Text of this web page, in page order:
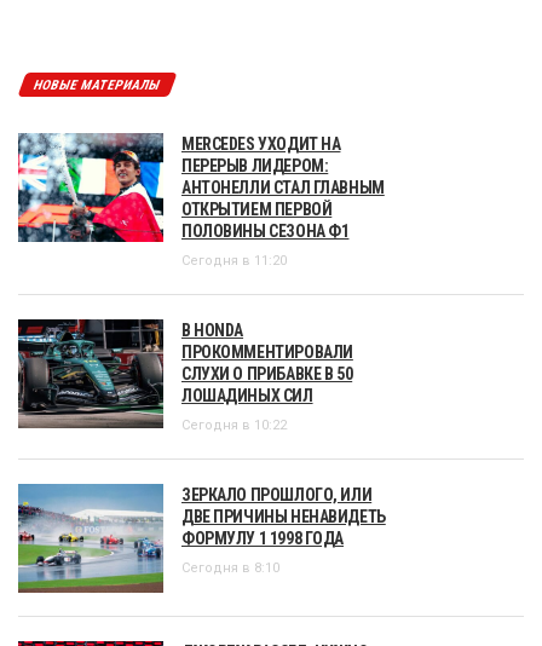
НОВЫЕ МАТЕРИАЛЫ
MERCEDES УХОДИТ НА
ПЕРЕРЫВ ЛИДЕРОМ:
АНТОНЕЛЛИ СТАЛ ГЛАВНЫМ
ОТКРЫТИЕМ ПЕРВОЙ
ПОЛОВИНЫ СЕЗОНА Ф1
Сегодня в 11:20
В HONDA
ПРОКОММЕНТИРОВАЛИ
СЛУХИ О ПРИБАВКЕ В 50
ЛОШАДИНЫХ СИЛ
Сегодня в 10:22
ЗЕРКАЛО ПРОШЛОГО, ИЛИ
ДВЕ ПРИЧИНЫ НЕНАВИДЕТЬ
ФОРМУЛУ 1 1998 ГОДА
Сегодня в 8:10